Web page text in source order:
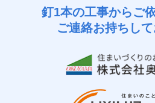
釘1本の工事からご
ご連絡お持ちして